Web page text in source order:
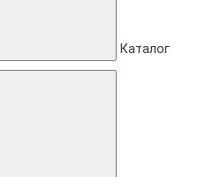
Каталог